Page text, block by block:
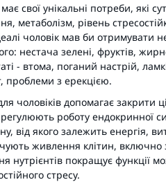
свої унікальні потреби, які
метаболізм, рівень
чоловік мав би
нестача зелені, фруктів,
- втома, поганий настрій,
проблеми з ерекцією.
чоловіків допомагає закрити
роботу ендокринної
від якого залежить енергія,
живлення клітин,
нутрієнтів покращує функції
стресу.